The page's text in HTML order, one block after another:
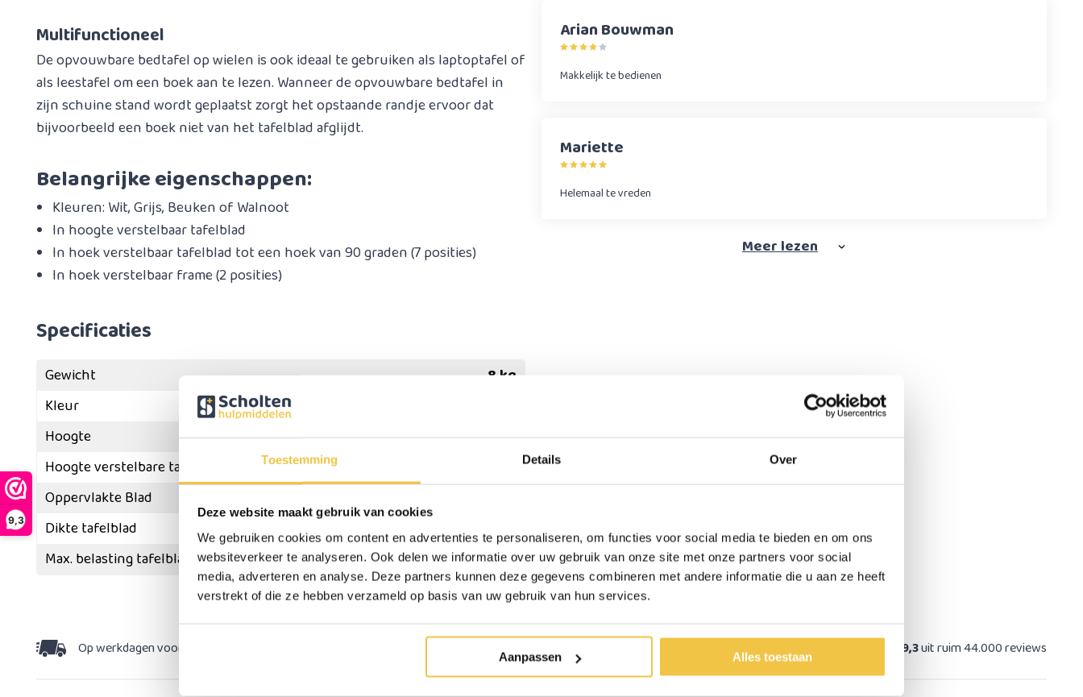
Toestemming Details Over
Deze website maakt gebruik van cookies
We gebruiken cookies om content en advertenties te personaliseren, om functies voor social media te bieden en om ons
websiteverkeer te analyseren. Ook delen we informatie over uw gebruik van onze site met onze partners voor social
media, adverteren en analyse. Deze partners kunnen deze gegevens combineren met andere informatie die u aan ze heeft
verstrekt of die ze hebben verzameld op basis van uw gebruik van hun services.
Aanpassen Alles toestaan
9,3
Multifunctioneel
De opvouwbare bedtafel op wielen is ook ideaal te gebruiken als laptoptafel of
als leestafel om een boek aan te lezen. Wanneer de opvouwbare bedtafel in
zijn schuine stand wordt geplaatst zorgt het opstaande randje ervoor dat
bijvoorbeeld een boek niet van het tafelblad afglijdt.
Belangrijke eigenschappen:
Kleuren: Wit, Grijs, Beuken of Walnoot
In hoogte verstelbaar tafelblad
In hoek verstelbaar tafelblad tot een hoek van 90 graden (7 posities)
In hoek verstelbaar frame (2 posities)
Specificaties
Gewicht
8 kg
Kleur
Hoogte
61 - 94 cm instelbaar
Hoogte verstelbare tafelblad
Oppervlakte Blad
Dikte tafelblad
1,6 cm
Max. belasting tafelblad
10 kg
Meerspecificaties
Arian Bouwman
Makkelijk te bedienen
Mariette
Helemaal te vreden
Meerlezen
Op werkdagen voor 15:30 besteld, 9,3uit ruim 44.000 reviews